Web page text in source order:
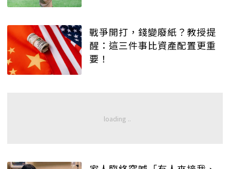
戰爭開打，錢變廢紙？教授提
醒：這三件事比資產配置更重
要！